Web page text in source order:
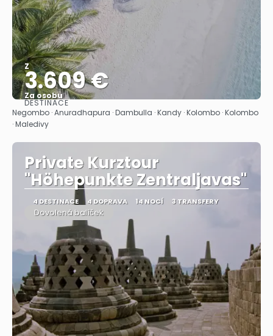
Z
3.609 €
Za osobu
Zobrazit
DESTINACE
Negombo · Anuradhapura · Dambulla · Kandy · Kolombo · Kolombo
· Maledivy
Private Kurztour
"Höhepunkte Zentraljavas"
4 DESTINACE 4 DOPRAVA 14 NOCÍ 3 TRANSFERY
Dovolená balíček